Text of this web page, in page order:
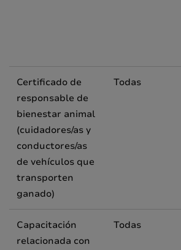
Certificado de
responsable de
bienestar animal
(cuidadores/as y
conductores/as
de vehículos que
transporten
ganado)
Todas
Capacitación
relacionada con
Todas